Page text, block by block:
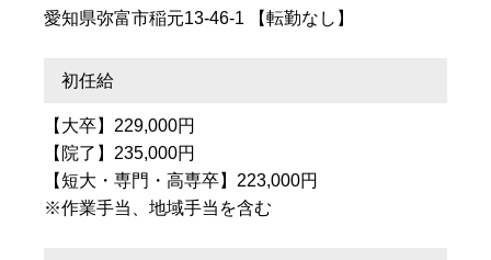
愛知県弥富市稲元13-46-1 【転勤なし】
初任給
【大卒】229,000円
【院了】235,000円
【短大・専門・高専卒】223,000円
※作業手当、地域手当を含む